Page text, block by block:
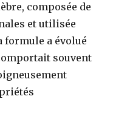
composée de
et utilisée
formule a évolué
souvent